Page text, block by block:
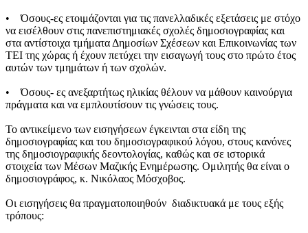
• Όσους-ες ετοιμάζονται για τις πανελλαδικές εξετάσεις με στόχο
να εισέλθουν στις πανεπιστημιακές σχολές δημοσιογραφίας και
στα αντίστοιχα τμήματα Δημοσίων Σχέσεων και Επικοινωνίας των
ΤΕΙ της χώρας ή έχουν πετύχει την εισαγωγή τους στο πρώτο έτος
αυτών των τμημάτων ή των σχολών.
• Όσους- ες ανεξαρτήτως ηλικίας θέλουν να μάθουν καινούργια
πράγματα και να εμπλουτίσουν τις γνώσεις τους.
Το αντικείμενο των εισηγήσεων έγκεινται στα είδη της
δημοσιογραφίας και του δημοσιογραφικού λόγου, στους κανόνες
της δημοσιογραφικής δεοντολογίας, καθώς και σε ιστορικά
στοιχεία των Μέσων Μαζικής Ενημέρωσης. Ομιλητής θα είναι ο
δημοσιογράφος, κ. Νικόλαος Μόσχοβος.
Οι εισηγήσεις θα πραγματοποιηθούν διαδικτυακά με τους εξής
τρόπους: